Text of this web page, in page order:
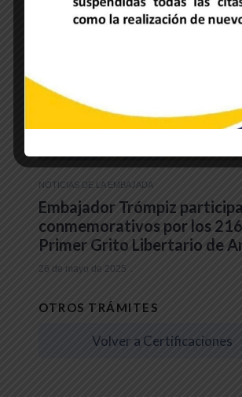
NOTICIAS DE LA EMBAJADA
Embajador Trómpiz
conmemorativos por los
Primer Grito Libertario de
26 de mayo de 2025
OTROS TRÁMITES
Volver a Certificaciones